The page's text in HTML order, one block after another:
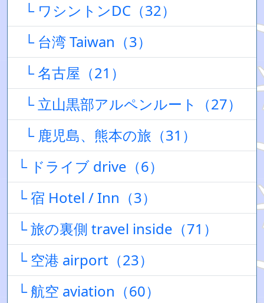
└ ワシントンDC（32）
└ 台湾 Taiwan（3）
└ 名古屋（21）
└ 立山黒部アルペンルート（27）
└ 鹿児島、熊本の旅（31）
└ ドライブ drive（6）
└ 宿 Hotel / Inn（3）
└ 旅の裏側 travel inside（71）
└ 空港 airport（23）
└ 航空 aviation（60）